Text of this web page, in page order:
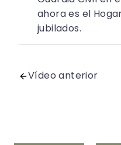
ahora es el
jubilados.
Vídeo anterior